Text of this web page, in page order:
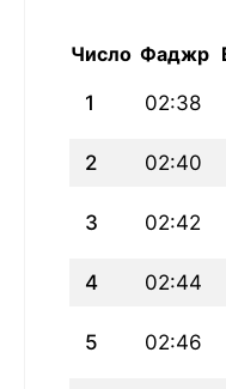
Число Фаджр
1 02:38
2 02:40
3 02:42
4 02:44
5 02:46